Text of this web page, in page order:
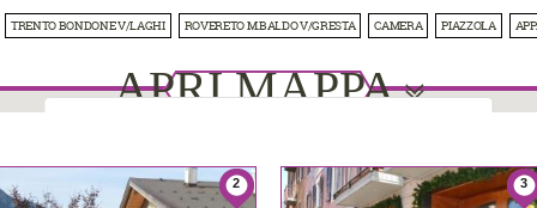
TRENTO BONDONE V/LAGHI ROVERETO M.BALDO V/GRESTA CAMERA PIAZZOLA
APRI MAPPA
This page can't load Google Maps correctly.
2 3